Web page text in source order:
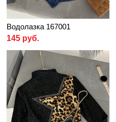
Водолазка 167001
145 руб.